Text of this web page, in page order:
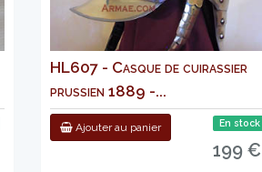
HL607 - Casque de cuirassier
prussien 1889 -...
Ajouter au panier En stock
199 €